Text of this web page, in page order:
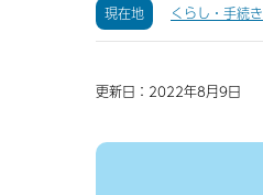
現在地 くらし・手続き
更新日：2022年8月9日